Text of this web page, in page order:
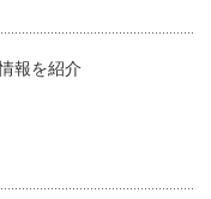
報を紹介